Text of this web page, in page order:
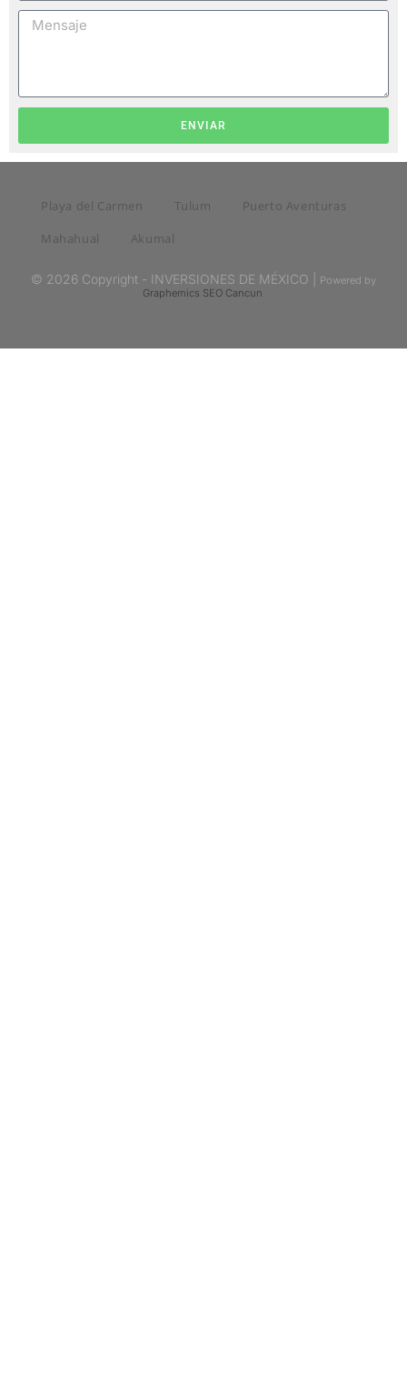
ENVIAR
Playa del Carmen Tulum
Puerto Aventuras
Mahahual
Akumal
© 2026 Copyright - INVERSIONES DE MÉXICO |
Powered by
Graphemics SEO Cancun